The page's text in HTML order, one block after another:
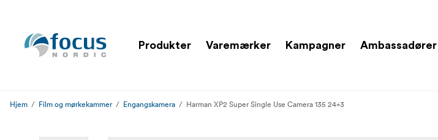
Produkter Varemærker Kampagner Ambassadører
Hjem Film og mørkekammer Engangskamera Harman XP2 Super Single Use Camera 135 24+3